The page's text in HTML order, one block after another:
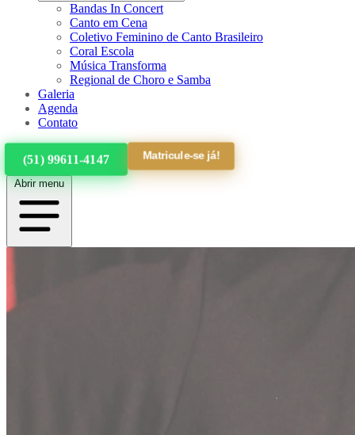
Bandas In Concert
Canto em Cena
Coletivo Feminino de Canto Brasileiro
Coral Escola
Música Transforma
Regional de Choro e Samba
Galeria
Agenda
Contato
(51) 99611-4147 Matricule-se já!
Abrir menu